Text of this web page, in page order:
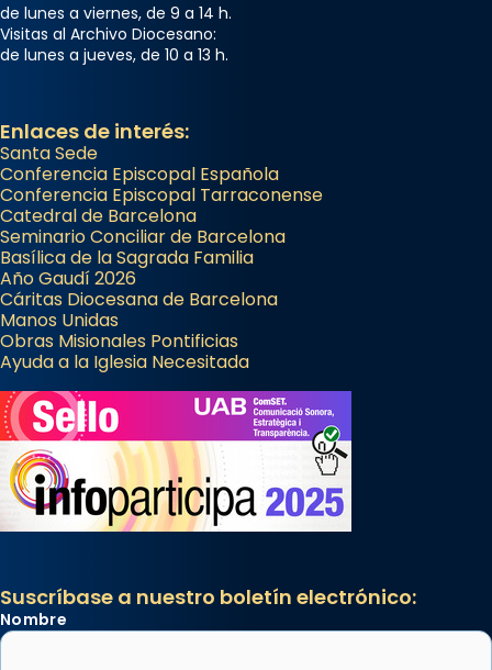
de lunes a viernes, de 9 a 14 h.
Visitas al Archivo Diocesano:
de lunes a jueves, de 10 a 13 h.
Enlaces de interés:
Santa Sede
Conferencia Episcopal Española
Conferencia Episcopal Tarraconense
Catedral de Barcelona
Seminario Conciliar de Barcelona
Basílica de la Sagrada Familia
Año Gaudí 2026
Cáritas Diocesana de Barcelona
Manos Unidas
Obras Misionales Pontificias
Ayuda a la Iglesia Necesitada
Suscríbase a nuestro boletín electrónico:
Nombre